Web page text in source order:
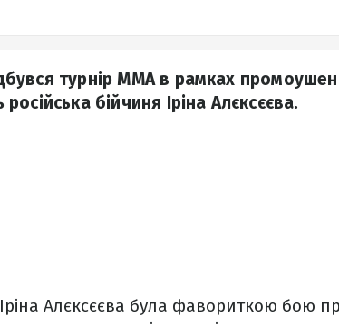
турнір ММА в рамках
бійчиня Іріна Алєксєєва.
Алєксєєва була фавориткою бою